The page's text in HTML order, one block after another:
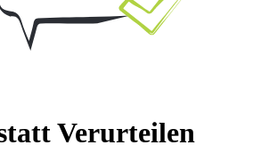
Verurteilen